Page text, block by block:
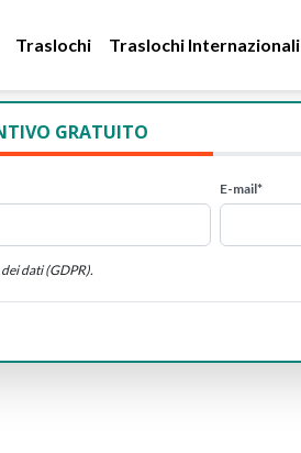
Traslochi Traslochi Internazionali
GRATUITO
E-mail*
dati (GDPR).